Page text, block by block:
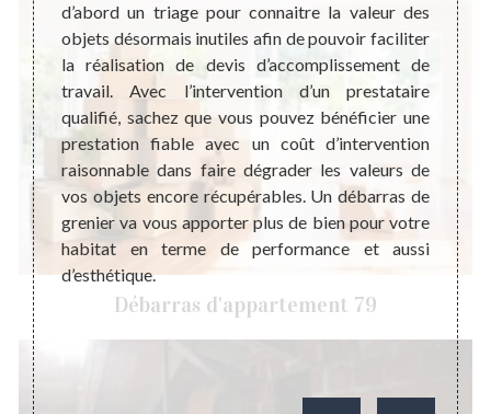
Débarras d'appartement 79
et
un
de
plus
une
d’abord un triage pour connaitre la valeur des
objets désormais inutiles afin de pouvoir faciliter
la réalisation de devis d’accomplissement de
travail. Avec l’intervention d’un prestataire
qualifié, sachez que vous pouvez bénéficier une
prestation fiable avec un coût d’intervention
raisonnable dans faire dégrader les valeurs de
vos objets encore récupérables. Un débarras de
grenier va vous apporter plus de bien pour votre
habitat en terme de performance et aussi
d’esthétique.
la
donc
de
un
dans